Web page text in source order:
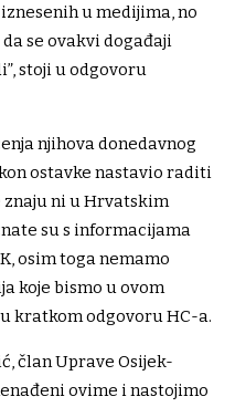
u medijima, no
se ovakvi događaji
stoji u odgovoru
njihova donedavnog
ostavke nastavio raditi
znaju ni u Hrvatskim
su s informacijama
osim toga nemamo
koje bismo u ovom
kratkom odgovoru HC-a.
član Uprave Osijek-
ovime i nastojimo